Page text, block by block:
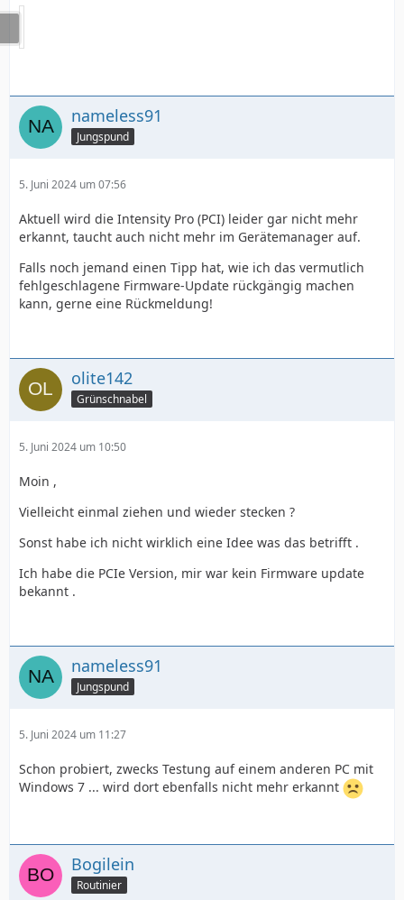
nameless91
Jungspund
5. Juni 2024 um 07:56
Aktuell wird die Intensity Pro (PCI) leider gar nicht mehr
erkannt, taucht auch nicht mehr im Gerätemanager auf.
Falls noch jemand einen Tipp hat, wie ich das vermutlich
fehlgeschlagene Firmware-Update rückgängig machen
kann, gerne eine Rückmeldung!
olite142
Grünschnabel
5. Juni 2024 um 10:50
Moin ,
Vielleicht einmal ziehen und wieder stecken ?
Sonst habe ich nicht wirklich eine Idee was das betrifft .
Ich habe die PCIe Version, mir war kein Firmware update
bekannt .
nameless91
Jungspund
5. Juni 2024 um 11:27
Schon probiert, zwecks Testung auf einem anderen PC mit
Windows 7 ... wird dort ebenfalls nicht mehr erkannt
Bogilein
Routinier